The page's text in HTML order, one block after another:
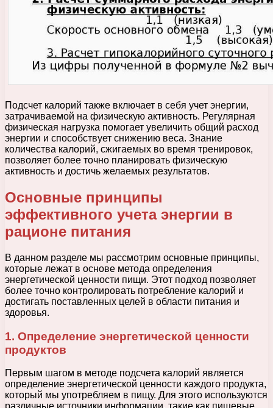
Подсчет калорий также включает в себя учет энергии,
затрачиваемой на физическую активность. Регулярная
физическая нагрузка помогает увеличить общий расход
энергии и способствует снижению веса. Знание
количества калорий, сжигаемых во время тренировок,
позволяет более точно планировать физическую
активность и достичь желаемых результатов.
Основные принципы
эффективного учета энергии в
рационе питания
В данном разделе мы рассмотрим основные принципы,
которые лежат в основе метода определения
энергетической ценности пищи. Этот подход позволяет
более точно контролировать потребление калорий и
достигать поставленных целей в области питания и
здоровья.
1. Определение энергетической ценности
продуктов
Первым шагом в методе подсчета калорий является
определение энергетической ценности каждого продукта,
который мы употребляем в пищу. Для этого используются